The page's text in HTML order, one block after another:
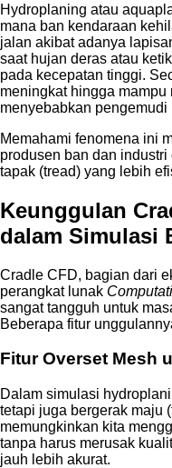
Hydroplaning atau
mana ban kendaraan
jalan akibat adanya
saat hujan deras atau
pada kecepatan tinggi.
meningkat hingga
menyebabkan
Memahami fenomena ini
produsen ban dan
tapak (tread) yang lebih
Keunggulan
dalam Simulasi
Cradle CFD, bagian dari
perangkat lunak
sangat tangguh untuk
Beberapa fitur
Fitur Overset Mesh
Dalam simulasi
tetapi juga bergerak maju
memungkinkan kita
tanpa harus merusak
jauh lebih akurat.